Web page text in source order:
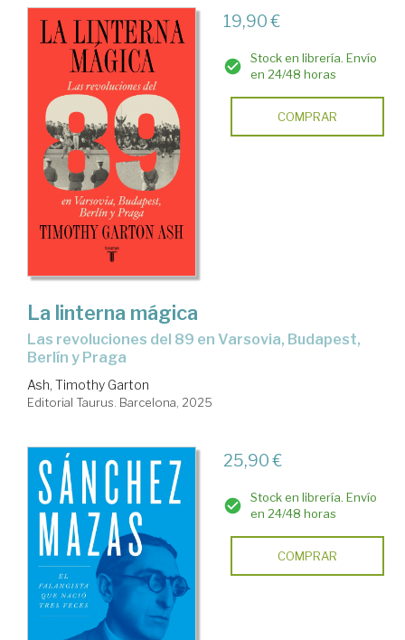
19,90 €
Stock en librería. Envío
en 24/48 horas
COMPRAR
La linterna mágica
Las revoluciones del 89 en Varsovia, Budapest,
Berlín y Praga
Ash, Timothy Garton
Editorial Taurus. Barcelona, 2025
25,90 €
Stock en librería. Envío
en 24/48 horas
COMPRAR